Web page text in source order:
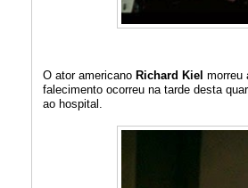
O ator americano Richard Kiel morreu
falecimento ocorreu na tarde desta
ao hospital.